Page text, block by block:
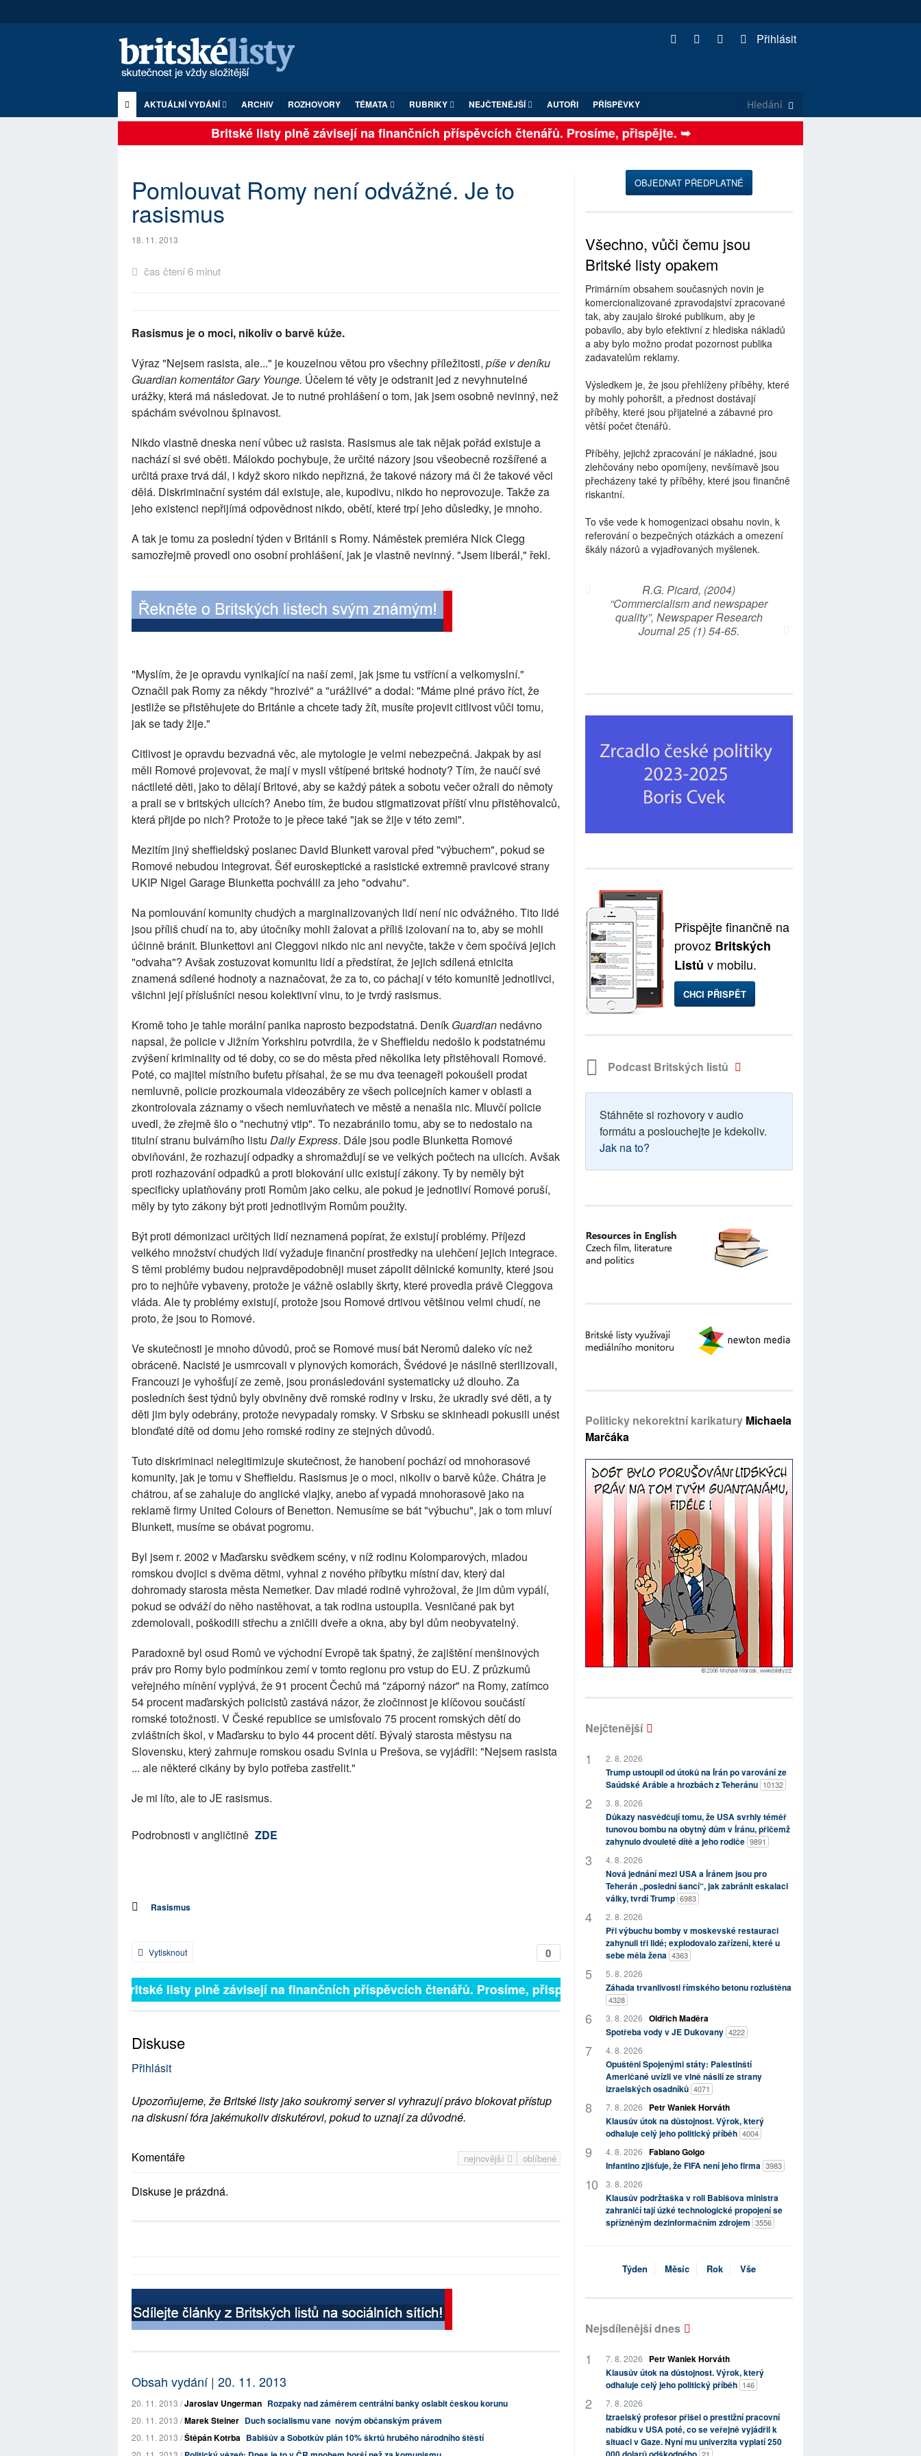
Přihlásit
AKTUÁLNÍ VYDÁNÍ ARCHIV ROZHOVORY TÉMATA RUBRIKY NEJČTENĚJŠÍ AUTOŘI PŘÍSPĚVKY
Britské listy plně závisejí na finančních příspěvcích čtenářů. Prosíme, přispějte. ➥
Pomlouvat Romy není odvážné. Je to
rasismus
18. 11. 2013
čas čtení 6 minut
Rasismus je o moci, nikoliv o barvě kůže.
Výraz "Nejsem rasista, ale..." je kouzelnou větou pro všechny příležitosti, píše v deníku
Guardian komentátor Gary Younge. Účelem té věty je odstranit jed z nevyhnutelné
urážky, která má následovat. Je to nutné prohlášení o tom, jak jsem osobně nevinný, než
spáchám svévolnou špinavost.
Nikdo vlastně dneska není vůbec už rasista. Rasismus ale tak nějak pořád existuje a
nachází si své oběti. Málokdo pochybuje, že určité názory jsou všeobecně rozšířené a
určitá praxe trvá dál, i když skoro nikdo nepřizná, že takové názory má či že takové věci
dělá. Diskriminační systém dál existuje, ale, kupodivu, nikdo ho neprovozuje. Takže za
jeho existenci nepřijímá odpovědnost nikdo, obětí, které trpí jeho důsledky, je mnoho.
A tak je tomu za poslední týden v Británii s Romy. Náměstek premiéra Nick Clegg
samozřejmě provedl ono osobní prohlášení, jak je vlastně nevinný. "Jsem liberál," řekl.
"Myslím, že je opravdu vynikající na naší zemi, jak jsme tu vstřícní a velkomyslní."
Označil pak Romy za někdy "hrozivé" a "urážlivé" a dodal: "Máme plné právo říct, že
jestliže se přistěhujete do Británie a chcete tady žít, musíte projevit citlivost vůči tomu,
jak se tady žije."
Citlivost je opravdu bezvadná věc, ale mytologie je velmi nebezpečná. Jakpak by asi
měli Romové projevovat, že mají v mysli vštípené britské hodnoty? Tím, že naučí své
náctileté děti, jako to dělají Britové, aby se každý pátek a sobotu večer ožrali do němoty
a prali se v britských ulicích? Anebo tím, že budou stigmatizovat příští vlnu přistěhovalců,
která přijde po nich? Protože to je přece také "jak se žije v této zemi".
Mezitím jiný sheffieldský poslanec David Blunkett varoval před "výbuchem", pokud se
Romové nebudou integrovat. Šéf euroskeptické a rasistické extremně pravicové strany
UKIP Nigel Garage Blunketta pochválil za jeho "odvahu".
Na pomlouvání komunity chudých a marginalizovaných lidí není nic odvážného. Tito lidé
jsou příliš chudí na to, aby útočníky mohli žalovat a příliš izolovaní na to, aby se mohli
účinně bránit. Blunkettovi ani Cleggovi nikdo nic ani nevyčte, takže v čem spočívá jejich
"odvaha"? Avšak zostuzovat komunitu lidí a předstírat, že jejich sdílená etnicita
znamená sdílené hodnoty a naznačovat, že za to, co páchají v této komunitě jednotlivci,
všichni její příslušníci nesou kolektivní vinu, to je tvrdý rasismus.
Kromě toho je tahle morální panika naprosto bezpodstatná. Deník Guardian nedávno
napsal, že policie v Jižním Yorkshiru potvrdila, že v Sheffieldu nedošlo k podstatnému
zvýšení kriminality od té doby, co se do města před několika lety přistěhovali Romové.
Poté, co majitel místního bufetu přísahal, že se mu dva teenageři pokoušeli prodat
nemluvně, policie prozkoumala videozáběry ze všech policejních kamer v oblasti a
zkontrolovala záznamy o všech nemluvňatech ve městě a nenašla nic. Mluvčí policie
uvedl, že zřejmě šlo o "nechutný vtip". To nezabránilo tomu, aby se to nedostalo na
titulní stranu bulvárního listu Daily Express. Dále jsou podle Blunketta Romové
obviňováni, že rozhazují odpadky a shromažďují se ve velkých počtech na ulicích. Avšak
proti rozhazování odpadků a proti blokování ulic existují zákony. Ty by neměly být
specificky uplatňovány proti Romům jako celku, ale pokud je jednotliví Romové poruší,
měly by tyto zákony být proti jednotlivým Romům použity.
Být proti démonizaci určitých lidí neznamená popírat, že existují problémy. Příjezd
velkého množství chudých lidí vyžaduje finanční prostředky na ulehčení jejich integrace.
S těmi problémy budou nejpravděpodobněji muset zápolit dělnické komunity, které jsou
pro to nejhůře vybaveny, protože je vážně oslabily škrty, které provedla právě Cleggova
vláda. Ale ty problémy existují, protože jsou Romové drtivou většinou velmi chudí, ne
proto, že jsou to Romové.
Ve skutečnosti je mnoho důvodů, proč se Romové musí bát Neromů daleko víc než
obráceně. Nacisté je usmrcovali v plynových komorách, Švédové je násilně sterilizovali,
Francouzi je vyhošťují ze země, jsou pronásledováni systematicky už dlouho. Za
posledních šest týdnů byly obviněny dvě romské rodiny v Irsku, že ukradly své děti, a ty
děti jim byly odebrány, protože nevypadaly romsky. V Srbsku se skinheadi pokusili unést
blonďaté dítě od domu jeho romské rodiny ze stejných důvodů.
Tuto diskriminaci nelegitimizuje skutečnost, že hanobení pochází od mnohorasové
komunity, jak je tomu v Sheffieldu. Rasismus je o moci, nikoliv o barvě kůže. Chátra je
chátrou, ať se zahaluje do anglické vlajky, anebo ať vypadá mnohorasově jako na
reklamě firmy United Colours of Benetton. Nemusíme se bát "výbuchu", jak o tom mluví
Blunkett, musíme se obávat pogromu.
Byl jsem r. 2002 v Maďarsku svědkem scény, v níž rodinu Kolomparových, mladou
romskou dvojici s dvěma dětmi, vyhnal z nového příbytku místní dav, který dal
dohromady starosta města Nemetker. Dav mladé rodině vyhrožoval, že jim dům vypálí,
pokud se odváží do něho nastěhovat, a tak rodina ustoupila. Vesničané pak byt
zdemolovali, poškodili střechu a zničili dveře a okna, aby byl dům neobyvatelný.
Paradoxně byl osud Romů ve východní Evropě tak špatný, že zajištění menšinových
práv pro Romy bylo podmínkou zemí v tomto regionu pro vstup do EU. Z průzkumů
veřejného mínění vyplývá, že 91 procent Čechů má "záporný názor" na Romy, zatímco
54 procent maďarských policistů zastává názor, že zločinnost je klíčovou součástí
romské totožnosti. V České republice se umisťovalo 75 procent romských dětí do
zvláštních škol, v Maďarsku to bylo 44 procent dětí. Bývalý starosta městysu na
Slovensku, který zahrnuje romskou osadu Svinia u Prešova, se vyjádřil: "Nejsem rasista
... ale některé cikány by bylo potřeba zastřelit."
Je mi líto, ale to JE rasismus.
Podrobnosti v angličtině ZDE
Rasismus
0
Vytisknout
Britské listy plně závisejí na finančních příspěvcích čtenářů. Prosíme, přispějte. ➥
Diskuse
Přihlásit
Upozorňujeme, že Britské listy jako soukromý server si vyhrazují právo blokovat přístup
na diskusní fóra jakémukoliv diskutérovi, pokud to uznají za důvodné.
nejnovější oblíbené
Komentáře
Diskuse je prázdná.
Obsah vydání | 20. 11. 2013
20. 11. 2013 /Jaroslav Ungerman Rozpaky nad záměrem centrální banky oslabit českou korunu
20. 11. 2013 /Marek Steiner Duch socialismu vane novým občanským právem
20. 11. 2013 /Štěpán Kotrba Babišův a Sobotkův plán 10% škrtů hrubého národního štěstí
OBJEDNAT PŘEDPLATNÉ
Všechno, vůči čemu jsou
Britské listy opakem
Primárním obsahem současných novin je
komercionalizované zpravodajství zpracované
tak, aby zaujalo široké publikum, aby je
pobavilo, aby bylo efektivní z hlediska nákladů
a aby bylo možno prodat pozornost publika
zadavatelům reklamy.
Výsledkem je, že jsou přehlíženy příběhy, které
by mohly pohoršit, a přednost dostávají
příběhy, které jsou přijatelné a zábavné pro
větší počet čtenářů.
Příběhy, jejichž zpracování je nákladné, jsou
zlehčovány nebo opomíjeny, nevšímavě jsou
přecházeny také ty příběhy, které jsou finančně
riskantní.
To vše vede k homogenizaci obsahu novin, k
referování o bezpečných otázkách a omezení
škály názorů a vyjadřovaných myšlenek.
R.G. Picard, (2004)
“Commercialism and newspaper
quality”, Newspaper Research
Journal 25 (1) 54-65.
Přispějte finančně na
provoz Britských
Listů v mobilu.
CHCI PŘISPĚT
Podcast Britských listů
Stáhněte si rozhovory v audio
formátu a poslouchejte je kdekoliv.
Jak na to?
Politicky nekorektní karikatury Michaela
Marčáka
Nejčtenější
2. 8. 2026
Trump ustoupil od útoků na Írán po varování ze
Saúdské Arábie a hrozbách z Teheránu 10132
3. 8. 2026
Důkazy nasvědčují tomu, že USA svrhly téměř
tunovou bombu na obytný dům v Íránu, přičemž
zahynulo dvouleté dítě a jeho rodiče 9891
4. 8. 2026
Nová jednání mezi USA a Íránem jsou pro
Teherán „poslední šancí“, jak zabránit eskalaci
války, tvrdí Trump 6983
2. 8. 2026
Při výbuchu bomby v moskevské restauraci
zahynuli tři lidé; explodovalo zařízení, které u
sebe měla žena 4363
5. 8. 2026
Záhada trvanlivosti římského betonu rozluštěna
4328
3. 8. 2026 Oldřich Maděra
Spotřeba vody v JE Dukovany 4222
4. 8. 2026
Opuštěni Spojenými státy: Palestinští
Američané uvízli ve vlně násilí ze strany
izraelských osadníků 4071
7. 8. 2026
Petr Waniek Horváth
Klausův útok na důstojnost. Výrok, který
odhaluje celý jeho politický příběh 4004
4. 8. 2026 Fabiano Golgo
Infantino zjišťuje, že FIFA není jeho firma 3983
3. 8. 2026
Klausův podržtaška v roli Babišova ministra
zahraničí tají úzké technologické propojení se
spřízněným dezinformačním zdrojem 3556
Týden Měsíc Rok Vše
Nejsdílenější dnes
7. 8. 2026
Petr Waniek Horváth
Klausův útok na důstojnost. Výrok, který
odhaluje celý jeho politický příběh 146
7. 8. 2026
Izraelský profesor přišel o prestižní pracovní
nabídku v USA poté, co se veřejně vyjádřil k
situaci v Gaze. Nyní mu univerzita vyplatí 250
21